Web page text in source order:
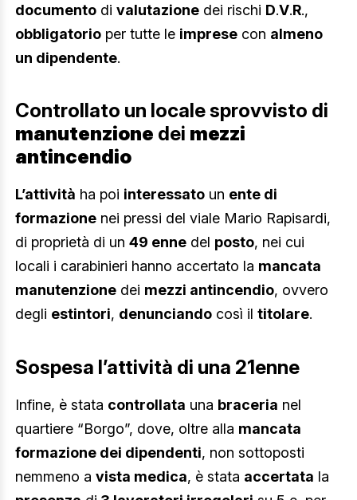
documento di valutazione dei rischi D.V.R.,
obbligatorio per tutte le imprese con almeno
un dipendente.
Controllato un locale sprovvisto di
manutenzione dei mezzi
antincendio
L’attività ha poi interessato un ente di
formazione nei pressi del viale Mario Rapisardi,
di proprietà di un 49 enne del posto, nei cui
locali i carabinieri hanno accertato la mancata
manutenzione dei mezzi antincendio, ovvero
degli estintori, denunciando così il titolare.
Sospesa l’attività di una 21enne
Infine, è stata controllata una braceria nel
quartiere “Borgo”, dove, oltre alla mancata
formazione dei dipendenti, non sottoposti
nemmeno a vista medica, è stata accertata la